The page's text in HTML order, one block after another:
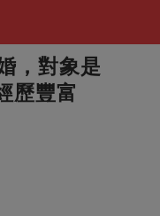
，對象是
歷豐富